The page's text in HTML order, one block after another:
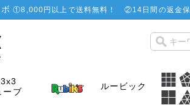
①8,000円以上で送料無料！ ②14日間の返金
ーブ
ルービック